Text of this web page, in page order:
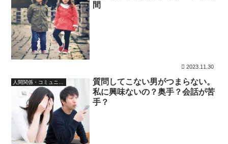
間
2023.11.30
質問してこない男がつまらない。
私に興味ないの？奥手？会話が苦
手？